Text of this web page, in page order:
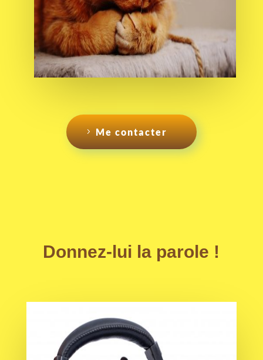
Me contacter
Donnez-lui la parole !